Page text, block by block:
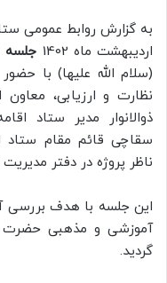
اردیبهشت ماه 1402
جلسه
(سلام الله علیها) با
نظارت و ارزیابی، معاون
ذوالانوار مدیر ستاد
سقاچی قائم مقام ستاد
ناظر پروژه در دفتر
این جلسه با هدف بررسی
آموزشی و مذهبی حضرت
گردید.